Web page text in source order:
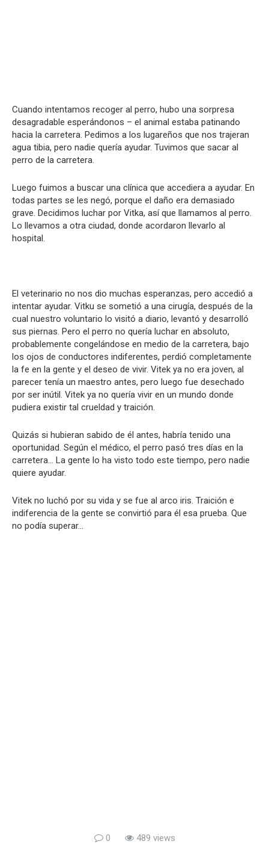
Cuando intentamos recoger al perro, hubo una sorpresa
desagradable esperándonos – el animal estaba patinando
hacia la carretera. Pedimos a los lugareños que nos trajeran
agua tibia, pero nadie quería ayudar. Tuvimos que sacar al
perro de la carretera.
Luego fuimos a buscar una clínica que accediera a ayudar. En
todas partes se les negó, porque el daño era demasiado
grave. Decidimos luchar por Vitka, así que llamamos al perro.
Lo llevamos a otra ciudad, donde acordaron llevarlo al
hospital.
El veterinario no nos dio muchas esperanzas, pero accedió a
intentar ayudar. Vitku se sometió a una cirugía, después de la
cual nuestro voluntario lo visitó a diario, levantó y desarrolló
sus piernas. Pero el perro no quería luchar en absoluto,
probablemente congelándose en medio de la carretera, bajo
los ojos de conductores indiferentes, perdió completamente
la fe en la gente y el deseo de vivir. Vitek ya no era joven, al
parecer tenía un maestro antes, pero luego fue desechado
por ser inútil. Vitek ya no quería vivir en un mundo donde
pudiera existir tal crueldad y traición.
Quizás si hubieran sabido de él antes, habría tenido una
oportunidad. Según el médico, el perro pasó tres días en la
carretera… La gente lo ha visto todo este tiempo, pero nadie
quiere ayudar.
Vitek no luchó por su vida y se fue al arco iris. Traición e
indiferencia de la gente se convirtió para él esa prueba. Que
no podía superar…
0 489 views